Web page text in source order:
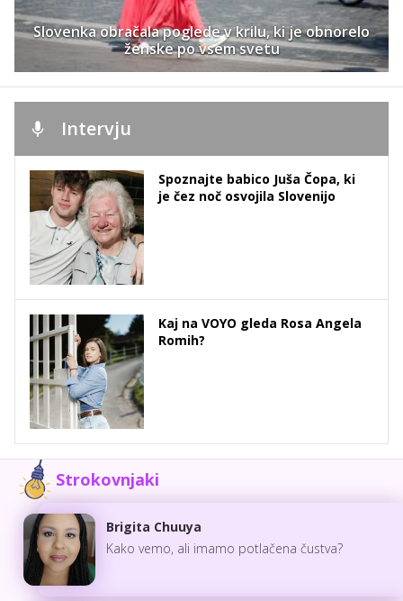
Slovenka obračala poglede v krilu, ki je obnorelo
ženske po vsem svetu
Intervju
Spoznajte babico Juša Čopa, ki
je čez noč osvojila Slovenijo
Kaj na VOYO gleda Rosa Angela
Romih?
Strokovnjaki
Brigita Chuuya
Kako vemo, ali imamo potlačena čustva?